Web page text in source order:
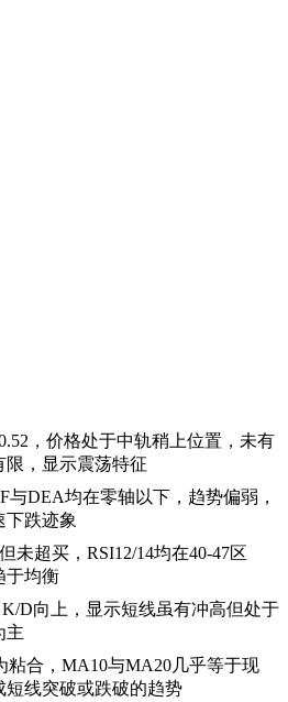
，价格处于中轨稍上位置，未有
，显示震荡特征
与DEA均在零轴以下，趋势偏弱，
下跌迹象
未超买，RSI12/14均在40-47区
于均衡
D向上，显示短线虽有冲高但处于
主
粘合，MA10与MA20几乎等于现
短线突破或跌破的趋势